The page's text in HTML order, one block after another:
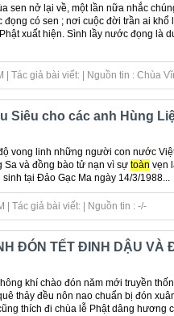
sen nở lại về, một lần nữa nhắc
có sen ; nơi cuộc đời trần ai khổ
xuất hiện. Sình lầy nước đọng là
| Tác giả bài viết: | Nguồn tin : Chùa
Siêu cho các anh Hùng
vong linh những người con nước
và đồng bào tử nạn vì sự toàn vẹn
tại Đảo Gạc Ma ngày 14/3/1988...
Tác giả bài viết: | Nguồn tin : -/-
ĐÓN TẾT ĐINH DẬU VÀ
khí chào đón năm mới truyền
thảy đều nôn nao chuẩn bị đón
thích đi chùa lễ Phật dâng hương